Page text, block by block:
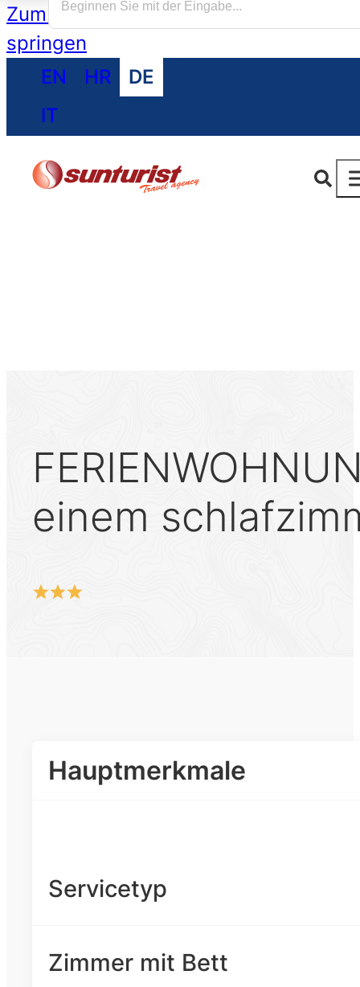
Zum Hauptinhalt springen
springen
EN
HR
DE
IT
einem
Hauptmerkmale
Servicetyp
Zimmer mit Bett